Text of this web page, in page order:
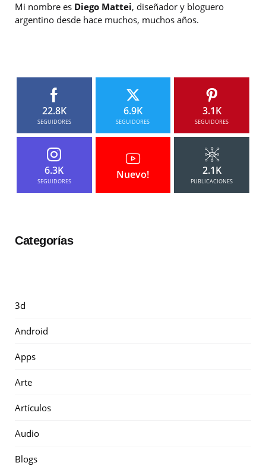
Mi nombre es Diego Mattei, diseñador y bloguero
argentino desde hace muchos, muchos años.
22.8K
SEGUIDORES
6.9K
SEGUIDORES
3.1K
SEGUIDORES
6.3K
SEGUIDORES
Nuevo! 2.1K
PUBLICACIONES
Categorías
3d
Android
Apps
Arte
Artículos
Audio
Blogs